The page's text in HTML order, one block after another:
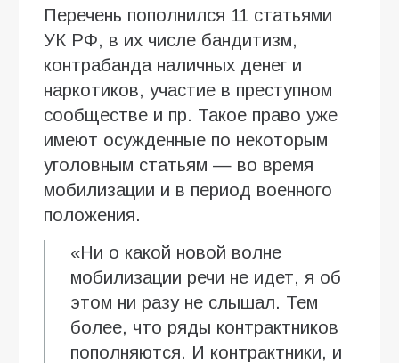
Перечень пополнился 11 статьями
УК РФ, в их числе бандитизм,
контрабанда наличных денег и
наркотиков, участие в преступном
сообществе и пр. Такое право уже
имеют осужденные по некоторым
уголовным статьям — во время
мобилизации и в период военного
положения.
«Ни о какой новой волне
мобилизации речи не идет, я об
этом ни разу не слышал. Тем
более, что ряды контрактников
пополняются. И контрактники, и